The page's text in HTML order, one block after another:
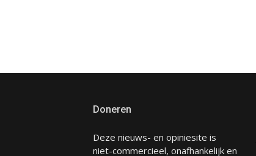
Doneren
Deze nieuws- en opiniesite is
niet-commercieel, onafhankelijk en